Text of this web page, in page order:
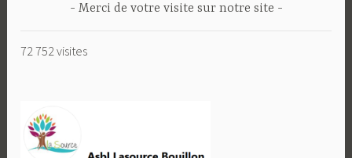
Merci de votre visite sur notre site
72 752 visites